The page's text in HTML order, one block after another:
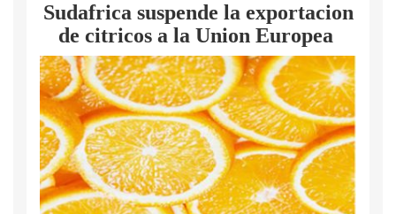
Sudafrica suspende la exportacion
de citricos a la Union Europea